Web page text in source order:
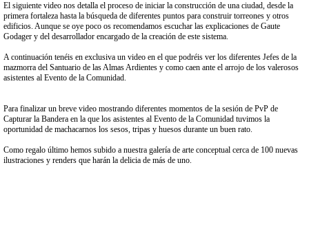
El siguiente video nos detalla el proceso de iniciar la construcción de una ciudad, desde la
primera fortaleza hasta la búsqueda de diferentes puntos para construir torreones y otros
edificios. Aunque se oye poco os recomendamos escuchar las explicaciones de Gaute
Godager y del desarrollador encargado de la creación de este sistema.
A continuación tenéis en exclusiva un video en el que podréis ver los diferentes Jefes de la
mazmorra del Santuario de las Almas Ardientes y como caen ante el arrojo de los valerosos
asistentes al Evento de la Comunidad.
Para finalizar un breve video mostrando diferentes momentos de la sesión de PvP de
Capturar la Bandera en la que los asistentes al Evento de la Comunidad tuvimos la
oportunidad de machacarnos los sesos, tripas y huesos durante un buen rato.
Como regalo último hemos subido a nuestra galería de arte conceptual cerca de 100 nuevas
ilustraciones y renders que harán la delicia de más de uno.